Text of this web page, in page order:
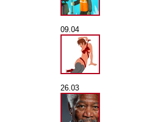
09.04
26.03